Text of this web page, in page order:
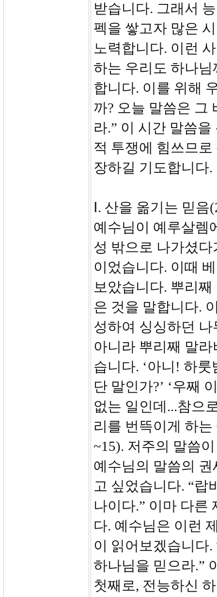
받습니다. 그래서
펙을 쌓고자 많은
노력합니다. 이런
하는 우리도 하나
합니다. 이를 위해
까? 오늘 말씀은 그
라.” 이 시간 말씀
적 투쟁에 힘쓰므
장하길 기도합니다.
Ⅰ. 산을 옮기는 믿음
예수님이 예루살렘
성 밖으로 나가셨
이었습니다. 이때
보았습니다. 뿌리
은 것을 말합니다.
성하여 싱싱하던
아니라 뿌리째 말
습니다. ‘아니! 하
단 말인가?’ ‘우째
없는 일인데...참으
리를 번뜩이게 하
~15). 저주의 말씀
예수님의 말씀의
고 싶었습니다. “랍
나이다.” 이마 다른
다. 예수님은 이런
이 읽어보겠습니다
하나님을 믿으라.”
첫째로, 전능하신